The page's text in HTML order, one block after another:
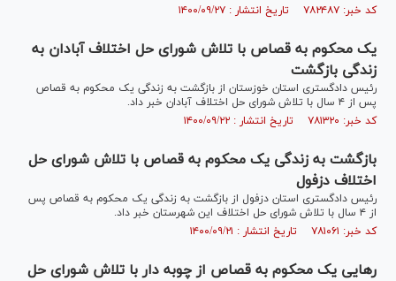
کد خبر: ۷۸۲۴۸۷ تاریخ انتشار : ۱۴۰۰/۰۹/۲۷
یک محکوم به قصاص با تلاش شورای حل اختلاف آبادان به
زندگی بازگشت
رئیس دادگستری استان خوزستان از بازگشت به زندگی یک محکوم به قصاص
پس از ۴ سال با تلاش شورای حل اختلاف آبادان خبر داد.
کد خبر: ۷۸۱۳۲۰ تاریخ انتشار : ۱۴۰۰/۰۹/۲۲
بازگشت به زندگی یک محکوم به قصاص با تلاش شورای حل
اختلاف دزفول
رئیس دادگستری استان دزفول از بازگشت به زندگی یک محکوم به قصاص پس
از ۴ سال با تلاش شورای حل اختلاف این شهرستان خبر داد.
کد خبر: ۷۸۱۰۶۱ تاریخ انتشار : ۱۴۰۰/۰۹/۲۱
رهایی یک محکوم به قصاص از چوبه دار با تلاش شورای حل